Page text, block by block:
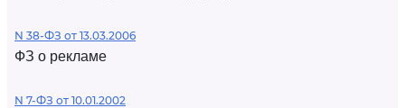
N 38-ФЗ от 13.03.2006
ФЗ о рекламе
N 7-ФЗ от 10.01.2002